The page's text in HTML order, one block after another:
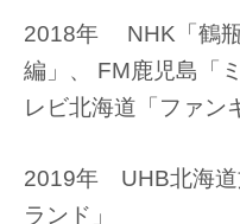
2018年 NHK「鶴瓶
編」、 FM鹿児島「
レビ北海道「ファン
2019年 UHB北海道
ランド」